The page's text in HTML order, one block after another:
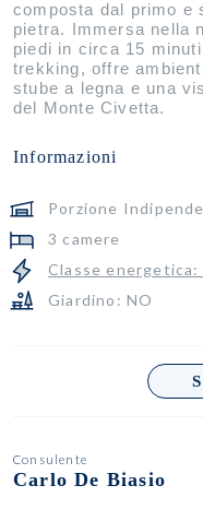
composta dal primo e
pietra. Immersa nella
piedi in circa 15
trekking, offre
stube a legna e una
del Monte Civetta.
Informazioni
Porzione
3 camere
Classe energetica:
Giardino: NO
Consulente
Carlo De Biasio